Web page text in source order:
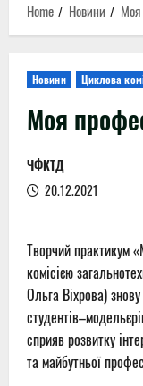
Home
Новини Моя
Новини Циклова
Моя
ЧФКТД
20.12.2021
Творчий практикум
комісією
Ольга Віхрова)
сприяв розвитку
та майбутньої